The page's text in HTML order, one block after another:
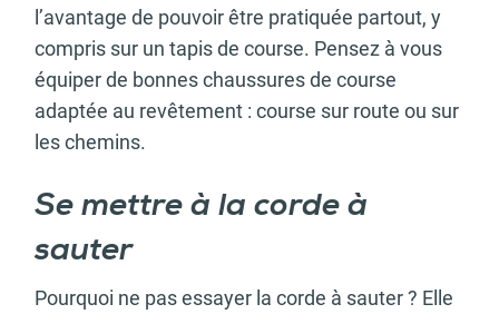
l’avantage de pouvoir être pratiquée partout, y
compris sur un tapis de course. Pensez à vous
équiper de bonnes chaussures de course
adaptée au revêtement : course sur route ou sur
les chemins.
Se mettre à la corde à
sauter
Pourquoi ne pas essayer la corde à sauter ? Elle